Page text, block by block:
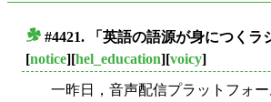
#4421. 「英語の語源が身につくラ
[notice][hel_education][voicy]
一昨日，音声配信プラットフォー